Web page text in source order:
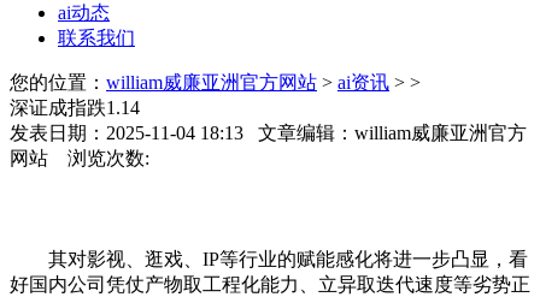
ai动态
联系我们
您的位置： william威廉亚洲官方网站 > ai资讯 > >
深证成指跌1.14
发表日期：2025-11-04 18:13 文章编辑：william威廉亚洲官方
网站 浏览次数:
其对影视、逛戏、IP等行业的赋能感化将进一步凸显，看
好国内公司凭仗产物取工程化能力、立异取迭代速度等劣势正